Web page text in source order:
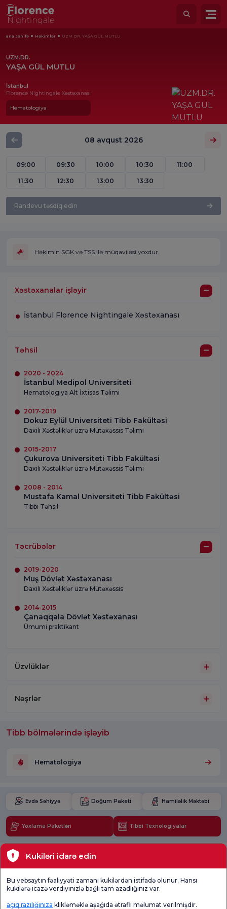
ana səhifə Həkimlər UZM.DR. YAŞA GÜL MUTLU
UZM.DR.
YAŞA GÜL MUTLU
İstanbul
Florence Nightingale Xəstəxanası
Hematologiya
08 avqust 2026
09:00 09:30 10:00 10:30 11:00
11:30 12:30 13:00 13:30
Randevu təsdiq edin
Həkimin SGK və TSS ilə müqaviləsi yoxdur.
Xəstəxanalar işləyir
İstanbul Florence Nightingale Xəstəxanası
Təhsil
2020 - 2024
İstanbul Medipol Universiteti
Hematologiya Alt İxtisas Təlimi
2017-2019
Dokuz Eylül Universiteti Tibb Fakültəsi
Daxili Xəstəliklər üzrə Mütəxəssis Təlimi
2015-2017
Çukurova Universiteti Tibb Fakültəsi
Daxili Xəstəliklər üzrə Mütəxəssis Təlimi
2008 - 2014
Mustafa Kamal Universiteti Tibb Fakültəsi
Tibbi Təhsil
Təcrübələr
2019-2020
Muş Dövlət Xəstəxanası
Daxili Xəstəliklər üzrə Mütəxəssis
2014-2015
Çanaqqala Dövlət Xəstəxanası
Ümumi praktikant
Üzvlüklər
Nəşrlər
Tibb bölmələrində işləyib
Hematologiya
Evdə Səhiyyə Doğum Paketi Hamiləlik Məktəbi
Yoxlama Paketləri Tibbi Texnologiyalar
Məkanlar
Mövcud Sağlamlıq
Tibbi bölmələr
Kukiləri idarə edin
Bu vebsaytın fəaliyyəti zamanı kukilərdən istifadə olunur. Hansı
kukilərə icazə verdiyinizlə bağlı tam azadlığınız var.
açıq razılığınıza klikləməklə aşağıda ətraflı məlumat verilmişdir.